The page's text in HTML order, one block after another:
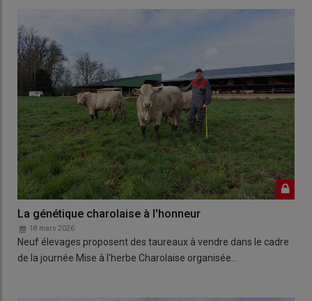
La génétique charolaise à l'honneur
18 mars 2026
Neuf élevages proposent des taureaux à vendre dans le cadre
de la journée Mise à l'herbe Charolaise organisée…